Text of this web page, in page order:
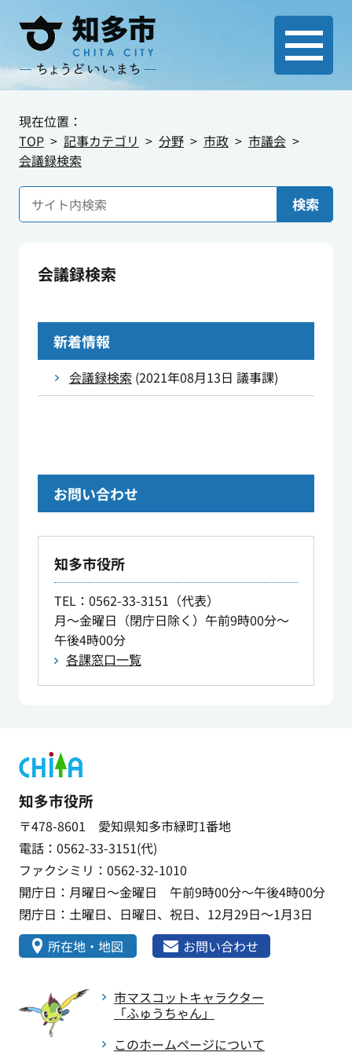
現在位置：
TOP
記事カテゴリ 分野 市政
市議会
会議録検索
検索
会議録検索
新着情報
会議録検索 (2021年08月13日 議事課)
お問い合わせ
知多市役所
TEL：0562-33-3151（代表）
月～金曜日（閉庁日除く）午前9時00分～
午後4時00分
各課窓口一覧
知多市役所
〒478-8601 愛知県知多市緑町1番地
電話：0562-33-3151(代)
ファクシミリ：0562-32-1010
開庁日：月曜日～金曜日 午前9時00分～午後4時00分
閉庁日：土曜日、日曜日、祝日、12月29日～1月3日
所在地・地図
お問い合わせ
市マスコットキャラクター
「ふゅうちゃん」
このホームページについて